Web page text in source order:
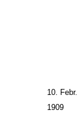
10.
1909